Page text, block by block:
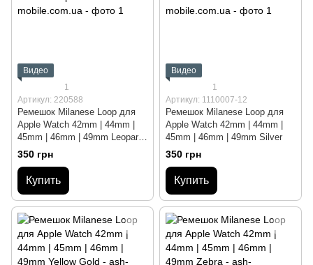
Видео
1
Артикул: 220588
Ремешок Milanese Loop для
Apple Watch 42mm | 44mm |
45mm | 46mm | 49mm Leopard
Color
350 грн
Купить
Видео
1
Артикул: 1110007-12
Ремешок Milanese Loop для
Apple Watch 42mm | 44mm |
45mm | 46mm | 49mm Silver
350 грн
Купить